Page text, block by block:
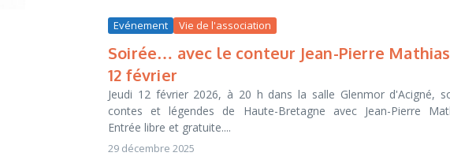
Evénement Vie de l'association
Soirée… avec le conteur Jean-Pierre
12 février
Jeudi 12 février 2026, à 20 h dans la salle Glenmor d'Acigné,
contes et légendes de Haute-Bretagne avec Jean-Pierre
Entrée libre et gratuite....
29 décembre 2025